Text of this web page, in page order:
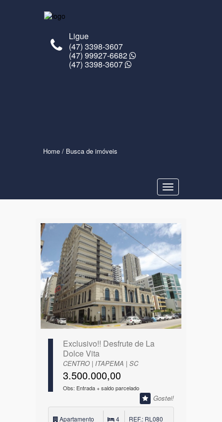
Ligue
(47) 3398-3607
(47) 99927-6682
(47) 3398-3607
Home / Busca de imóveis
Navegaçåo
Exclusivo!! Desfrute de La
Dolce Vita
CENTRO | ITAPEMA | SC
3.500.000,00
Obs: Entrada + saldo parcelado
Gostei!
Apartamento 4 REF.: RL080